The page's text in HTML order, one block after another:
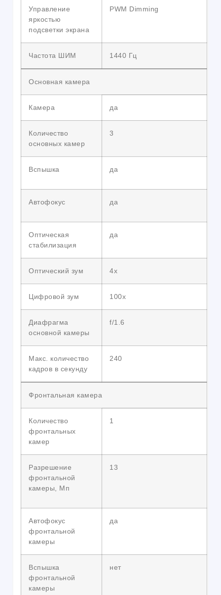
Управление
яркостью
подсветки экрана
PWM Dimming
Частота ШИМ 1440 Гц
Основная камера
Камера да
Количество
основных камер
3
Вспышка да
Автофокус да
Оптическая
стабилизация
да
Оптический зум 4x
Цифровой зум 100x
Диафрагма
основной камеры
f/1.6
Макс. количество
кадров в секунду
240
Фронтальная камера
Количество
фронтальных
камер
1
Разрешение
фронтальной
камеры, Мп
13
Автофокус
фронтальной
камеры
да
Вспышка
фронтальной
камеры
нет